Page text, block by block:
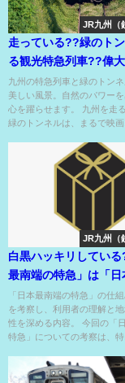
JR九州（
走っている??緑のト
る観光特急列車??偉大
の力がすごい！
九州の特急列車と緑のトン
美しい風景。自然のパワー
心を躍らせます。 九州を走
緑のトンネルは、まるで映画
JR九州（
白黒ハッキリしてい
最南端の特急」は「日
のJR駅」まで行かな
「日本最南端の特急」の仕
を考察し、利用者の理解と
性を深める内容。 今回の「
特急」についての考察は、特